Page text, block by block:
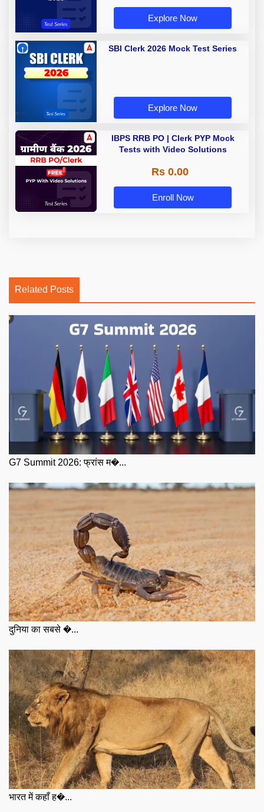
Explore Now
SBI Clerk 2026 Mock Test Series
Explore Now
IBPS RRB PO | Clerk PYP Mock
Tests with Video Solutions
Rs 0.00
Enroll Now
Related Posts
G7 Summit 2026: फ्रांस म�...
दुनिया का सबसे �...
भारत में कहाँ ह�...